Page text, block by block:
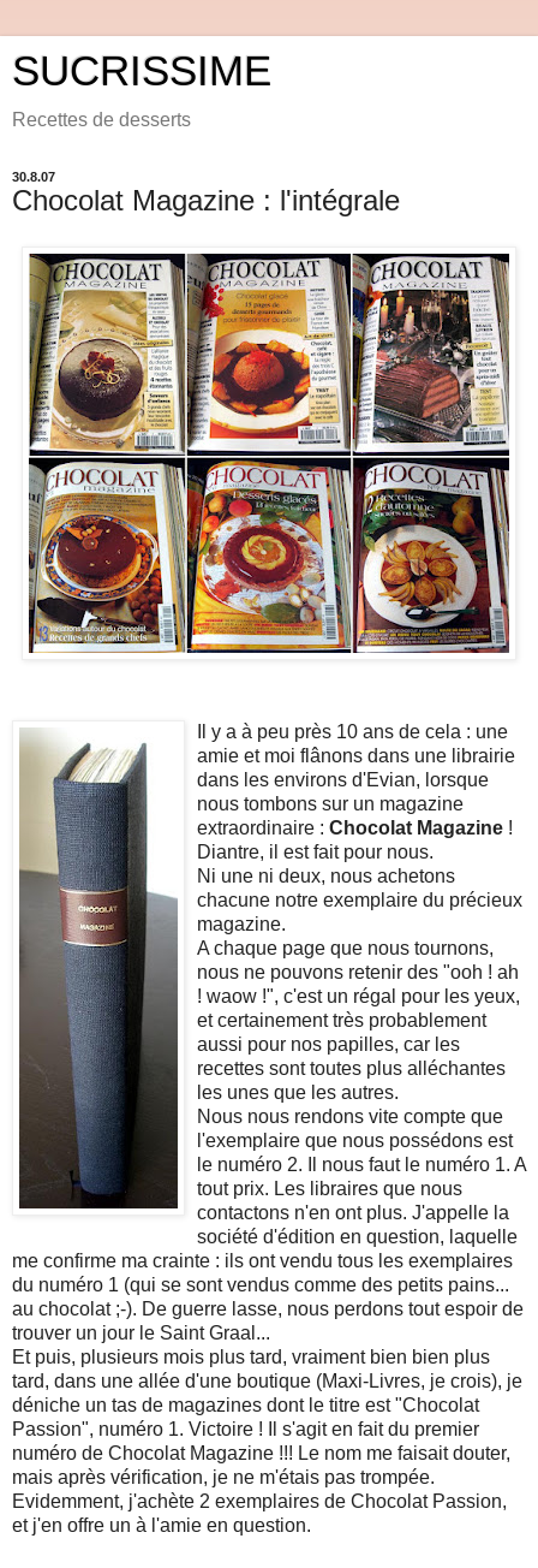
SUCRISSIME
Recettes de desserts
30.8.07
Chocolat Magazine : l'intégrale
Il y a à peu près 10 ans de cela : une
amie et moi flânons dans une librairie
dans les environs d'Evian, lorsque
nous tombons sur un magazine
extraordinaire : Chocolat Magazine !
Diantre, il est fait pour nous.
Ni une ni deux, nous achetons
chacune notre exemplaire du précieux
magazine.
A chaque page que nous tournons,
nous ne pouvons retenir des "ooh ! ah
! waow !", c'est un régal pour les yeux,
et certainement très probablement
aussi pour nos papilles, car les
recettes sont toutes plus alléchantes
les unes que les autres.
Nous nous rendons vite compte que
l'exemplaire que nous possédons est
le numéro 2. Il nous faut le numéro 1. A
tout prix. Les libraires que nous
contactons n'en ont plus. J'appelle la
société d'édition en question, laquelle
me confirme ma crainte : ils ont vendu tous les exemplaires
du numéro 1 (qui se sont vendus comme des petits pains...
au chocolat ;-). De guerre lasse, nous perdons tout espoir de
trouver un jour le Saint Graal...
Et puis, plusieurs mois plus tard, vraiment bien bien plus
tard, dans une allée d'une boutique (Maxi-Livres, je crois), je
déniche un tas de magazines dont le titre est "Chocolat
Passion", numéro 1. Victoire ! Il s'agit en fait du premier
numéro de Chocolat Magazine !!! Le nom me faisait douter,
mais après vérification, je ne m'étais pas trompée.
Evidemment, j'achète 2 exemplaires de Chocolat Passion,
et j'en offre un à l'amie en question.